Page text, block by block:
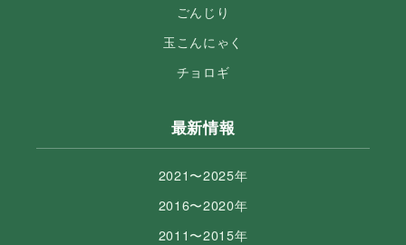
ごんじり
玉こんにゃく
チョロギ
最新情報
2021〜2025年
2016〜2020年
2011〜2015年